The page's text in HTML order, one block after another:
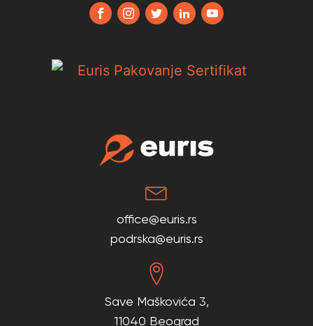
office@euris.rs
podrska@euris.rs
Save Maškovića 3,
11040 Beograd